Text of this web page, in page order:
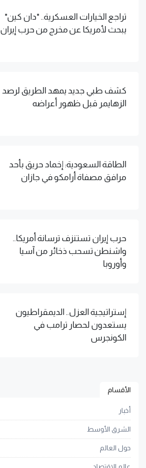
تراجع الخيارات العسكرية.. "دان كين"
يبحث لأمريكا عن مخرج من حرب إيران
كشف طبي جديد يمهد الطريق لرصد
الزهايمر قبل ظهور أعراضه
الطاقة السعودية: إخماد حريق بأحد
مرافق مصفاة أرامكو في جازان
حرب إيران تستنزف ترسانة أمريكا..
واشنطن تسحب ذخائر من آسيا
وأوروبا
إستراتيجية العزل.. الديمقراطيون
يستعدون لحصار ترامب في
الكونجرس
الأقسام
أخبار
الشرق الأوسط
حول العالم
عالم الاقتصاد